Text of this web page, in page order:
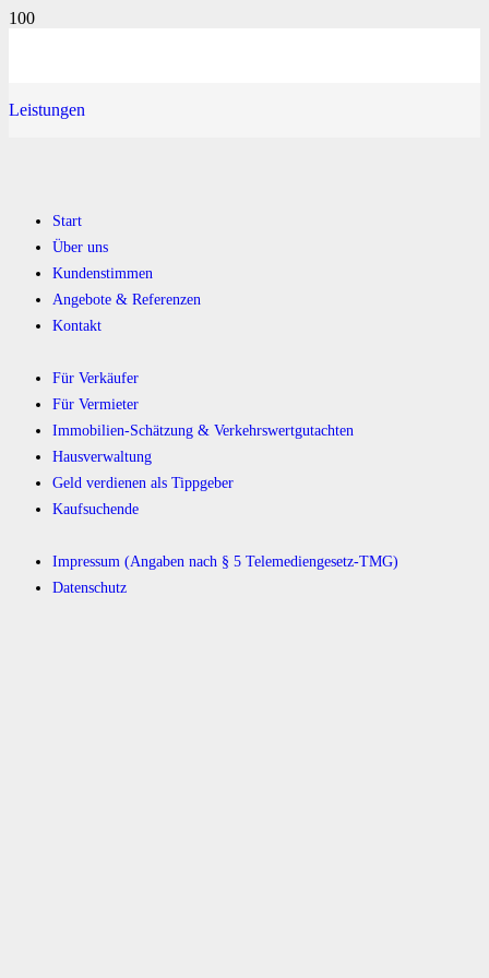
Leistungen
Start
Über uns
Kundenstimmen
Angebote & Referenzen
Kontakt
Für Verkäufer
Für Vermieter
Immobilien-Schätzung & Verkehrswertgutachten
Hausverwaltung
Geld verdienen als Tippgeber
Kaufsuchende
Impressum (Angaben nach § 5 Telemediengesetz-TMG)
Datenschutz